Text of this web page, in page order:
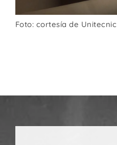
Foto: cortesía de Unitecnic